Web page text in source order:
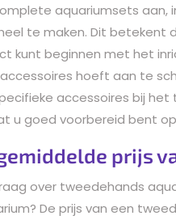
aquariumsets
te maken. Dit betekent
kunt beginnen met het
hoeft aan te
accessoires bij
u goed voorbereid bent
prijs
over tweedehands
De prijs van een